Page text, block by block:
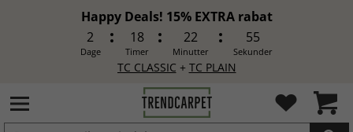
Happy Deals! 15% EXTRA rabat
2
Dage
18
Timer
22
Minutter
53
Sekunder
TC CLASSIC + TC PLAIN